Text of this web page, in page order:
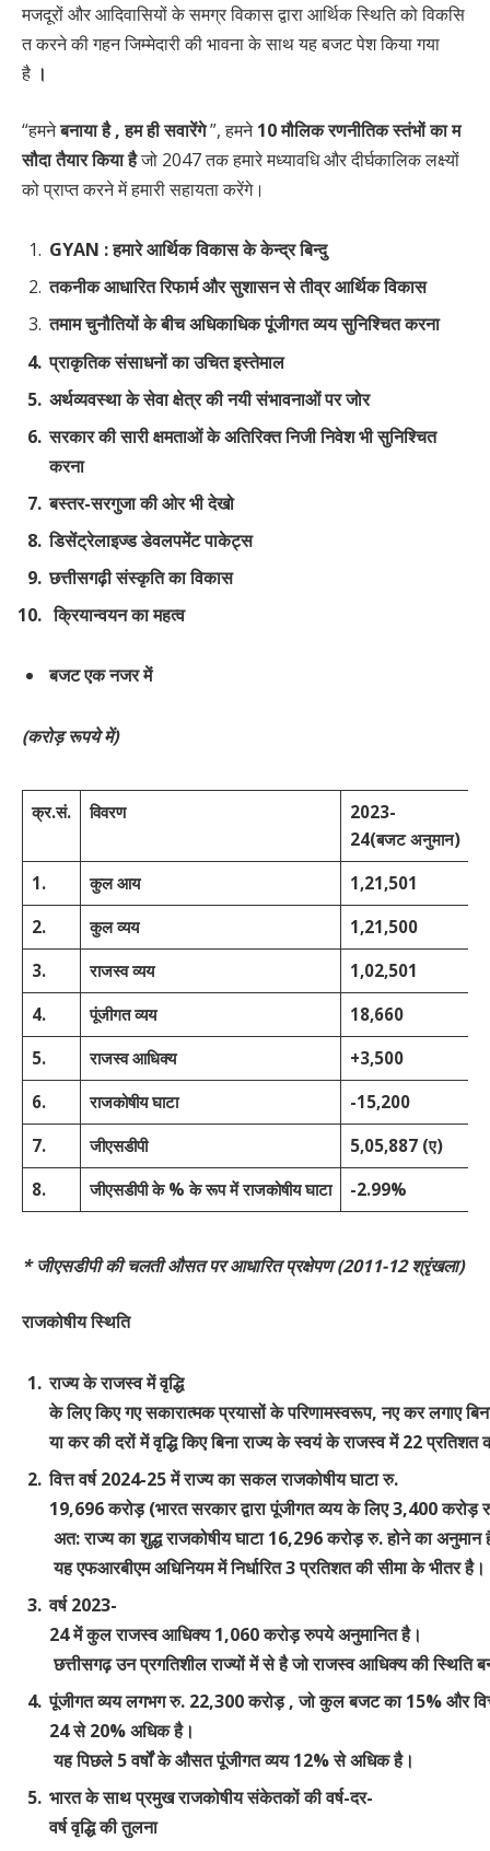
मजदूरों और आदिवासियों के समग्र विकास द्वारा आर्थिक स्थिति को विकसि
त करने की गहन जिम्मेदारी की भावना के साथ यह बजट पेश किया गया
है ।
“हमनेबनायाहै,हमहीसवारेंगे”, हमने10मौलिकरणनीतिकस्तंभोंकाम
सौदातैयारकियाहैजो 2047 तक हमारे मध्यावधि और दीर्घकालिक लक्ष्यों
को प्राप्त करने में हमारी सहायता करेंगे।
GYAN :हमारे आर्थिक विकास के केन्द्र बिन्दु
तकनीक आधारित रिफार्म और सुशासन से तीव्र आर्थिक विकास
तमाम चुनौतियों के बीच अधिकाधिक पूंजीगत व्यय सुनिश्चित करना
प्राकृतिक संसाधनों का उचित इस्तेमाल
अर्थव्यवस्था के सेवा क्षेत्र की नयी संभावनाओं पर जोर
सरकार की सारी क्षमताओं के अतिरिक्त निजी निवेश भी सुनिश्चित
करना
बस्तर-सरगुजा की ओर भी देखो
डिसेंट्रेलाइज्ड डेवलपमेंट पाकेट्स
छत्तीसगढ़ी संस्कृति का विकास
क्रियान्वयन का महत्व
बजटएकनजरमें
(करोड़ रूपये में)
क्र.सं. विवरण 2023-
24(बजट अनुमान)
1. कुल आय 1,21,501
2. कुल व्यय 1,21,500
3. राजस्व व्यय 1,02,501
4. पूंजीगत व्यय 18,660
5. राजस्व आधिक्य +3,500
6. राजकोषीय घाटा -15,200
7. जीएसडीपी 5,05,887 (ए)
8. जीएसडीपी के%के रूप में राजकोषीय घाटा -2.99%
*जीएसडीपी की चलती औसत पर आधारित प्रक्षेपण(2011-12श्रृंखला)
राजकोषीयस्थिति
राज्यकेराजस्वमें वृद्धि
केलिएकिएगएसकारात्मकप्रयासोंकेपरिणामस्वरूप,नएकरलगाए
याकरकीदरोंमेंवृद्धिकिएबिनाराज्यकेस्वयंकेराजस्वमें22प्रतिशत
वित्तवर्ष2024-25मेंराज्यकासकलराजकोषीयघाटारु.
19,696करोड़(भारतसरकारद्वारापूंजीगतव्ययकेलिए3,400करोड़
अत:राज्यकाशुद्धराजकोषीयघाटा 16,296करोड़रु.होनेकाअनुमान
यहएफआरबीएमअधिनियममेंनिर्धारित3प्रतिशतकीसीमाकेभीतरहै।
वर्ष2023-
24मेंकुलराजस्वआधिक्य 1,060करोड़रुपयेअनुमानितहै।
छत्तीसगढ़उनप्रगतिशीलराज्योंमेंसेहैजोराजस्वआधिक्यकीस्थिति
पूंजीगतव्ययलगभगरु. 22,300करोड़ ,जोकुलबजटका15%और
24से20%अधिकहै।
यह पिछले 5 वर्षों के औसत पूंजीगत व्यय 12% से अधिक है।
भारत के साथ प्रमुख राजकोषीय संकेतकों की वर्ष-दर-
वर्ष वृद्धि की तुलना